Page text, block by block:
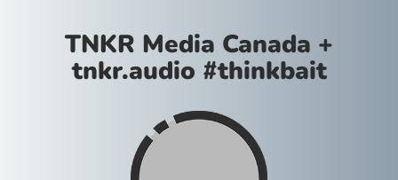
TNKR Media Canada +
tnkr.audio #thinkbait